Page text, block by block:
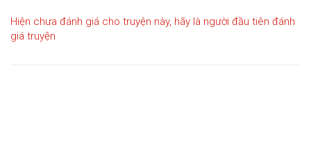
Hiện chưa đánh giá cho truyện này, hãy là người đầu tiên đánh
giá truyện